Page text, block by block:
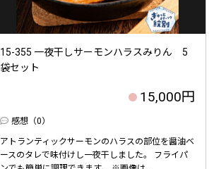
15-355 一夜干しサーモンハラスみりん 5
袋セット
15,000円
感想（0）
アトランティックサーモンのハラスの部位を醤油ベ
ースのタレで味付けし一夜干しました。 フライパ